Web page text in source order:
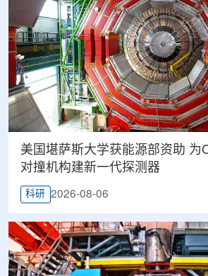
美国堪萨斯大学获能源部资助 为
对撞机构建新一代探测器
科研 2026-08-06